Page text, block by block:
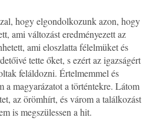
hogy elgondolkozunk azon, hogy
ami változást eredményezett az
ami eloszlatta félelmüket és
tette őket, s ezért az igazságért
feláldozni. Értelmemmel és
a magyarázatot a történtekre. Látom
az örömhírt, és várom a találkozást
is megszülessen a hit.